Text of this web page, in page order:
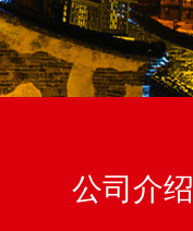
公司介绍